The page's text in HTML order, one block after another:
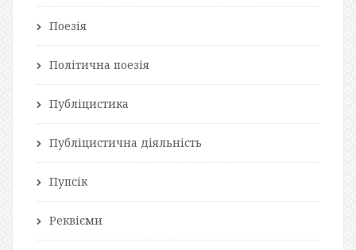
Поезія
Політична поезія
Публіцистика
Публіцистична діяльність
Пупсік
Реквієми